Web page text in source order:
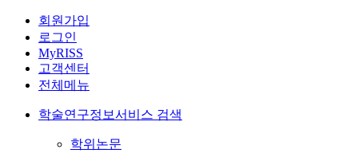
회원가입
로그인
MyRISS
고객센터
전체메뉴
학술연구정보서비스 검색
학위논문